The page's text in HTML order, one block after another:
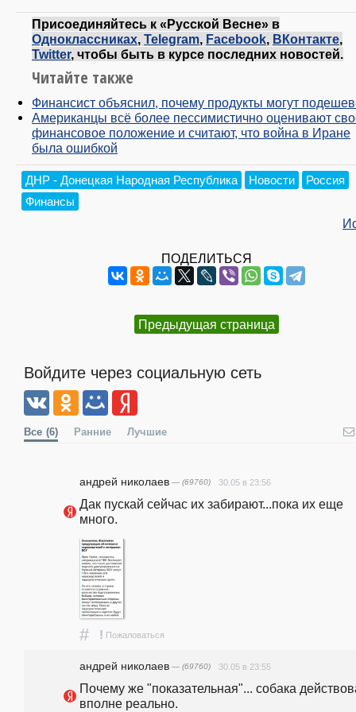
Присоединяйтесь к «Русской Весне» в
Одноклассниках, Telegram, Facebook, ВКонтакте,
Twitter, чтобы быть в курсе последних новостей.
Читайте также
Финансист объяснил, почему продукты могут
Американцы всё более пессимистично оценивают
финансовое положение и считают, что война в Иране
была ошибкой
ДНР - Донецкая Народная Республика Новости
Россия
Финансы
ПОДЕЛИТЬСЯ
Предыдущая страница
Войдите через социальную сеть
Все (6) Ранние Лучшие
андpeй николаев — (69760) 30.05 в 23:56
Дак пускай сейчас их забирают...пока их еще
много.
# ! Пожаловаться
андpeй николаев — (69760) 30.05 в 23:55
Почему же "показательная"... собака
вполне реально.